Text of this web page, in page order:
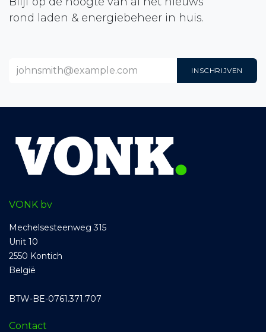
rond laden & energiebeheer in huis.
INSCHRIJVEN
VONK bv
Mechelsesteenweg 315
Unit 10
2550 Kontich
België
BTW-BE-0761.371.707
Contact